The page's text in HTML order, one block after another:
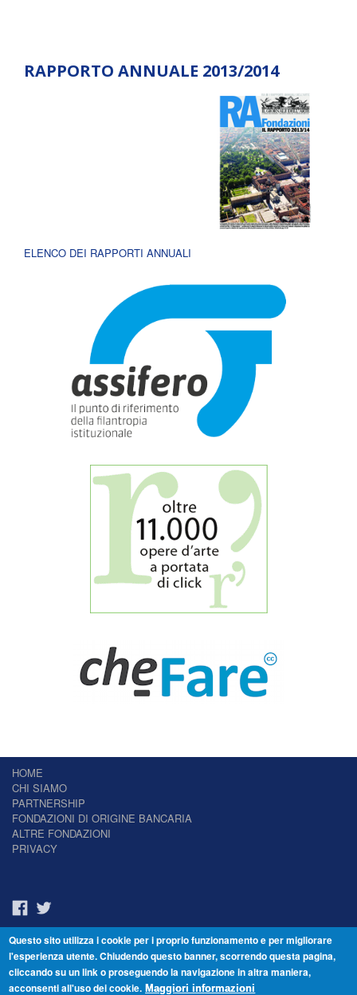
RAPPORTO ANNUALE 2013/2014
ELENCO DEI RAPPORTI ANNUALI
HOME
CHI SIAMO
PARTNERSHIP
FONDAZIONI DI ORIGINE BANCARIA
ALTRE FONDAZIONI
PRIVACY
Il Giornale delle Fondazioni - Periodico telematico
Reg. Tribunale n.7 del 22/07/2014 – ISSN 2421-2466
© Fondazione Venezia 2000 - Dorsoduro 3488/U - 30123 Venezia - Italia -
Questo sito utilizza i cookie per i proprio funzionamento e per migliorare
l'esperienza utente. Chiudendo questo banner, scorrendo questa pagina,
cliccando su un link o proseguendo la navigazione in altra maniera,
acconsenti all'uso dei cookie. Maggiori informazioni